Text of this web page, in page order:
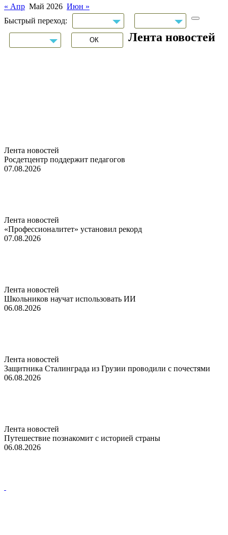
« Апр Май 2026 Июн »
Быстрый переход:
Лента новостей
Лента новостей
Росдетцентр поддержит педагогов
07.08.2026
Лента новостей
«Профессионалитет» установил рекорд
07.08.2026
Лента новостей
Школьников научат использовать ИИ
06.08.2026
Лента новостей
Защитника Сталинграда из Грузии проводили с почестями
06.08.2026
Лента новостей
Путешествие познакомит с историей страны
06.08.2026